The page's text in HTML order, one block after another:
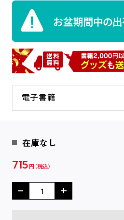
電子書籍
在庫なし
715 円